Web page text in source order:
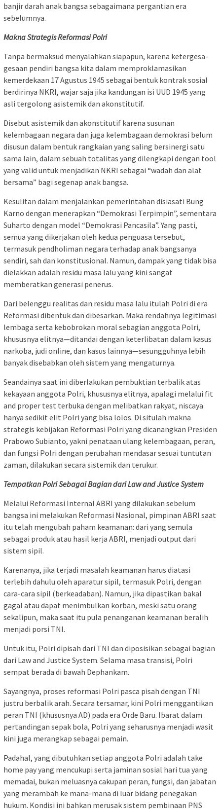
banjir darah anak bangsa sebagaimana pergantian era
sebelumnya.
Makna Strategis Reformasi Polri
Tanpa bermaksud menyalahkan siapapun, karena ketergesa-
gesaan pendiri bangsa kita dalam memproklamasikan
kemerdekaan 17 Agustus 1945 sebagai bentuk kontrak sosial
berdirinya NKRI, wajar saja jika kandungan isi UUD 1945 yang
asli tergolong asistemik dan akonstitutif.
Disebut asistemik dan akonstitutif karena susunan
kelembagaan negara dan juga kelembagaan demokrasi belum
disusun dalam bentuk rangkaian yang saling bersinergi satu
sama lain, dalam sebuah totalitas yang dilengkapi dengan tool
yang valid untuk menjadikan NKRI sebagai “wadah dan alat
bersama” bagi segenap anak bangsa.
Kesulitan dalam menjalankan pemerintahan disiasati Bung
Karno dengan menerapkan “Demokrasi Terpimpin”, sementara
Suharto dengan model “Demokrasi Pancasila”. Yang pasti,
semua yang dikerjakan oleh kedua penguasa tersebut,
termasuk pendholiman negara terhadap anak bangsanya
sendiri, sah dan konstitusional. Namun, dampak yang tidak bisa
dielakkan adalah residu masa lalu yang kini sangat
memberatkan generasi penerus.
Dari belenggu realitas dan residu masa lalu itulah Polri di era
Reformasi dibentuk dan dibesarkan. Maka rendahnya legitimasi
lembaga serta kebobrokan moral sebagian anggota Polri,
khususnya elitnya—ditandai dengan keterlibatan dalam kasus
narkoba, judi online, dan kasus lainnya—sesungguhnya lebih
banyak disebabkan oleh sistem yang mengaturnya.
Seandainya saat ini diberlakukan pembuktian terbalik atas
kekayaan anggota Polri, khususnya elitnya, apalagi melalui fit
and proper test terbuka dengan melibatkan rakyat, niscaya
hanya sedikit elit Polri yang bisa lolos. Di situlah makna
strategis kebijakan Reformasi Polri yang dicanangkan Presiden
Prabowo Subianto, yakni penataan ulang kelembagaan, peran,
dan fungsi Polri dengan perubahan mendasar sesuai tuntutan
zaman, dilakukan secara sistemik dan terukur.
Tempatkan Polri Sebagai Bagian dari Law and Justice System
Melalui Reformasi Internal ABRI yang dilakukan sebelum
bangsa ini melakukan Reformasi Nasional, pimpinan ABRI saat
itu telah mengubah paham keamanan: dari yang semula
sebagai produk atau hasil kerja ABRI, menjadi output dari
sistem sipil.
Karenanya, jika terjadi masalah keamanan harus diatasi
terlebih dahulu oleh aparatur sipil, termasuk Polri, dengan
cara-cara sipil (berkeadaban). Namun, jika dipastikan bakal
gagal atau dapat menimbulkan korban, meski satu orang
sekalipun, maka saat itu pula penanganan keamanan beralih
menjadi porsi TNI.
Untuk itu, Polri dipisah dari TNI dan diposisikan sebagai bagian
dari Law and Justice System. Selama masa transisi, Polri
sempat berada di bawah Dephankam.
Sayangnya, proses reformasi Polri pasca pisah dengan TNI
justru berbalik arah. Secara tersamar, kini Polri menggantikan
peran TNI (khususnya AD) pada era Orde Baru. Ibarat dalam
pertandingan sepak bola, Polri yang seharusnya menjadi wasit
kini juga merangkap sebagai pemain.
Padahal, yang dibutuhkan setiap anggota Polri adalah take
home pay yang mencukupi serta jaminan sosial hari tua yang
memadai, bukan meluasnya cakupan peran, fungsi, dan jabatan
yang merambah ke mana-mana di luar bidang penegakan
hukum. Kondisi ini bahkan merusak sistem pembinaan PNS